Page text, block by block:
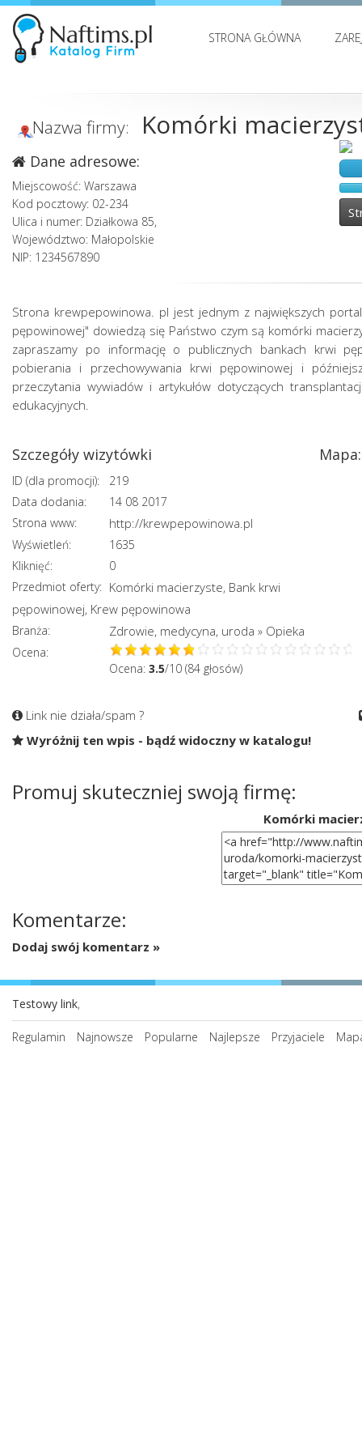
STRONA GŁÓWNA
Nazwa firmy: Komórki
Dane adresowe:
Miejscowość: Warszawa
Kod pocztowy: 02-234
Ulica i numer: Działkowa 85,
Województwo: Małopolskie
NIP: 1234567890
Strona krewpepowinowa. pl jest jednym z największych
pępowinowej" dowiedzą się Państwo czym są komórki
zapraszamy po informację o publicznych bankach krwi
pobierania i przechowywania krwi pępowinowej i
przeczytania wywiadów i artykułów dotyczących
edukacyjnych.
Szczegóły wizytówki
ID (dla promocji):
219
Data dodania:
14 08 2017
Strona www:
http://krewpepowinowa.pl
Wyświetleń:
1635
Kliknięć:
0
Przedmiot oferty: Komórki macierzyste, Bank krwi
pępowinowej, Krew pępowinowa
Branża: Zdrowie, medycyna, uroda » Opieka
Ocena:
Ocena: 3.5/10 (84 głosów)
Mapa:
Link nie działa/spam ?
Wyróżnij ten wpis - bądź widoczny w katalogu!
Promuj skuteczniej swoją firmę:
Komórki
Komentarze:
Dodaj swój komentarz »
Testowy link,
Regulamin Najnowsze Popularne Najlepsze Przyjaciele